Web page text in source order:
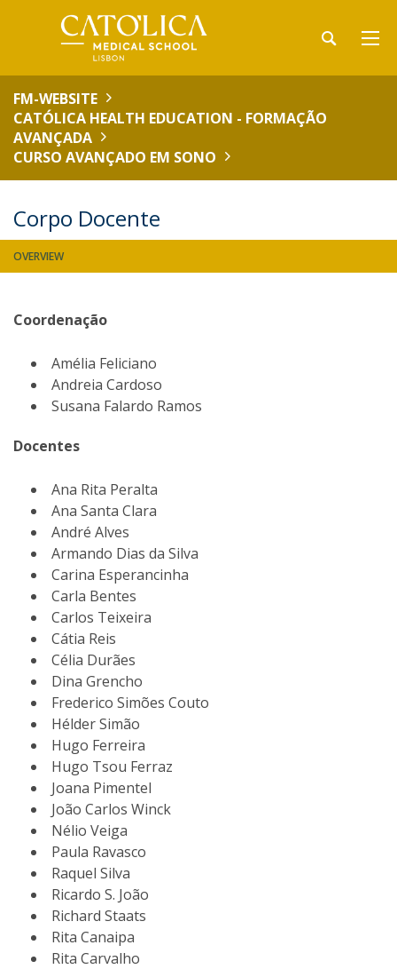
FM-WEBSITE
CATÓLICA HEALTH EDUCATION - FORMAÇÃO
AVANÇADA
CURSO AVANÇADO EM SONO
Corpo Docente
OVERVIEW
Coordenação
Amélia Feliciano
Andreia Cardoso
Susana Falardo Ramos
Docentes
Ana Rita Peralta
Ana Santa Clara
André Alves
Armando Dias da Silva
Carina Esperancinha
Carla Bentes
Carlos Teixeira
Cátia Reis
Célia Durães
Dina Grencho
Frederico Simões Couto
Hélder Simão
Hugo Ferreira
Hugo Tsou Ferraz
Joana Pimentel
João Carlos Winck
Nélio Veiga
Paula Ravasco
Raquel Silva
Ricardo S. João
Richard Staats
Rita Canaipa
Rita Carvalho